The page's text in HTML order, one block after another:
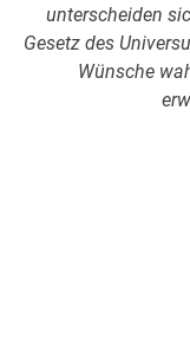
unterscheiden
Gesetz des
Wünsche